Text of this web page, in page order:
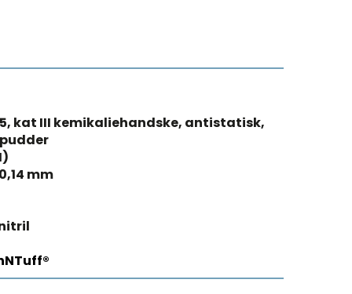
kat III kemikaliehandske, antistatisk,
mm